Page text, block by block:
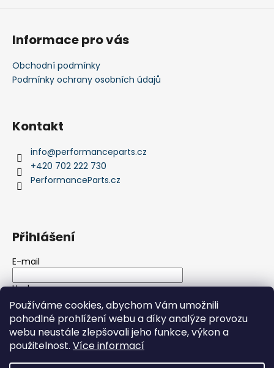
Používáme cookies, abychom Vám umožnili
pohodlné prohlížení webu a díky analýze provozu
webu neustále zlepšovali jeho funkce, výkon a
použitelnost. Více informací
Informace pro vás
Obchodní podmínky
Podmínky ochrany osobních údajů
Kontakt
info@performanceparts.cz
+420 702 222 730
PerformanceParts.cz
Přihlášení
E-mail
Heslo
PŘIHLÁSIT SE
Nová registraceZapomenuté heslo